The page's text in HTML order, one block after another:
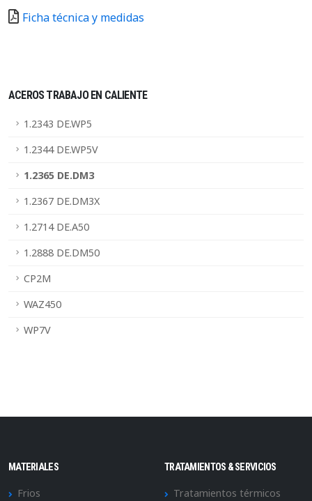
ACEROS TRABAJO EN CALIENTE
1.2343 DE.WP5
1.2344 DE.WP5V
1.2365 DE.DM3
1.2367 DE.DM3X
1.2714 DE.A50
1.2888 DE.DM50
CP2M
WAZ450
WP7V
Ficha técnica y medidas
MATERIALES
Frios
TRATAMIENTOS & SERVICIOS
Tratamientos térmicos